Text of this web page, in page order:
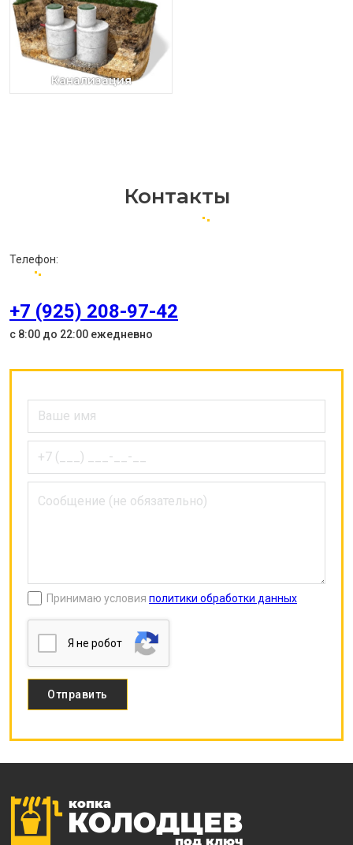
Канализация
Контакты
Телефон:
+7 (925) 208-97-42
с 8:00 до 22:00 ежедневно
Принимаю условия политики обработки данных
Я нe poбoт